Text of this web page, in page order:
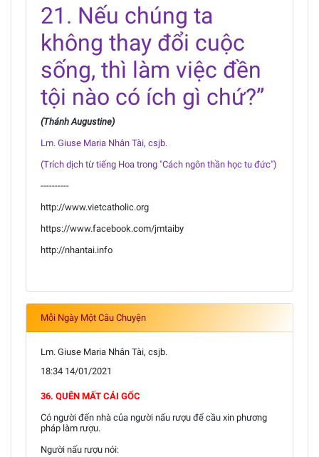
21. Nếu chúng ta
không thay đổi cuộc
sống, thì làm việc đền
tội nào có ích gì chứ?”
(Thánh Augustine)
Lm. Giuse Maria Nhân Tài, csjb.
(Trích dịch từ tiếng Hoa trong "Cách ngôn thần học tu đức")
----------
http://www.vietcatholic.org
https://www.facebook.com/jmtaiby
http://nhantai.info
Mỗi Ngày Một Câu Chuyện
Lm. Giuse Maria Nhân Tài, csjb.
18:34 14/01/2021
36. QUÊN MẤT CÁI GỐC
Có người đến nhà của người nấu rượu để cầu xin phương
pháp làm rượu.
Người nấu rượu nói: